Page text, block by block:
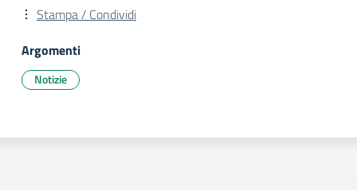
Stampa / Condividi
Argomenti
Notizie